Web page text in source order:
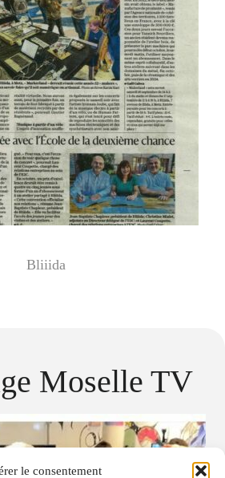
le consentement
Bliiida
Moselle TV